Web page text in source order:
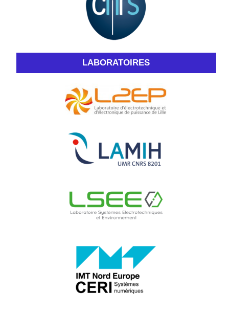
LABORATOIRES